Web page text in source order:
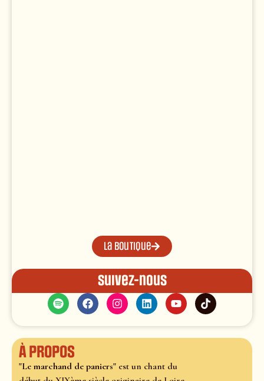
La boutique
Suivez-nous
À propos
"Le marchand de paniers" est un chant du